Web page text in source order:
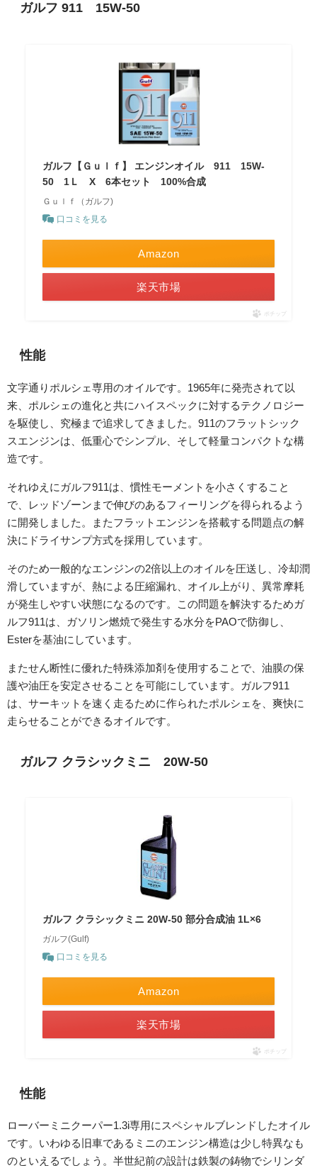
ガルフ 911 15W-50
ガルフ【Ｇｕｌｆ】 エンジンオイル 911 15W-
50 1Ｌ X 6本セット 100%合成
Ｇｕｌｆ（ガルフ)
口コミを見る
Amazon
楽天市場
ポチップ
性能
文字通りポルシェ専用のオイルです。1965年に発売されて以
来、ポルシェの進化と共にハイスペックに対するテクノロジー
を駆使し、究極まで追求してきました。911のフラットシック
スエンジンは、低重心でシンプル、そして軽量コンパクトな構
造です。
それゆえにガルフ911は、慣性モーメントを小さくすること
で、レッドゾーンまで伸びのあるフィーリングを得られるよう
に開発しました。またフラットエンジンを搭載する問題点の解
決にドライサンプ方式を採用しています。
そのため一般的なエンジンの2倍以上のオイルを圧送し、冷却潤
滑していますが、熱による圧縮漏れ、オイル上がり、異常摩耗
が発生しやすい状態になるのです。この問題を解決するためガ
ルフ911は、ガソリン燃焼で発生する水分をPAOで防御し、
Esterを基油にしています。
またせん断性に優れた特殊添加剤を使用することで、油膜の保
護や油圧を安定させることを可能にしています。ガルフ911
は、サーキットを速く走るために作られたポルシェを、爽快に
走らせることができるオイルです。
ガルフ クラシックミニ 20W-50
ガルフ クラシックミニ 20W-50 部分合成油 1L×6
ガルフ(Gulf)
口コミを見る
Amazon
楽天市場
ポチップ
性能
ローバーミニクーパー1.3i専用にスペシャルブレンドしたオイル
です。いわゆる旧車であるミニのエンジン構造は少し特異なも
のといえるでしょう。半世紀前の設計は鉄製の鋳物でシリンダ